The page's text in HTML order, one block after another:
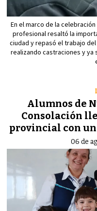
En el marco de la
profesional resaltó la
ciudad y repasó el trabajo
realizando castraciones y ya
Alumnos de
Consolación
provincial con
06 de